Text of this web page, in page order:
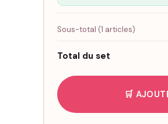
Sous-total (1 articles)
Total du set
🛒